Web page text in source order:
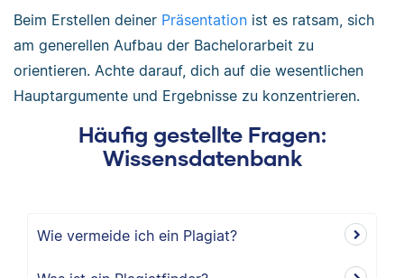
Beim Erstellen deiner Präsentation ist es ratsam, sich
am generellen Aufbau der Bachelorarbeit zu
orientieren. Achte darauf, dich auf die wesentlichen
Hauptargumente und Ergebnisse zu konzentrieren.
Häufig gestellte Fragen:
Wissensdatenbank
Wie vermeide ich ein Plagiat?